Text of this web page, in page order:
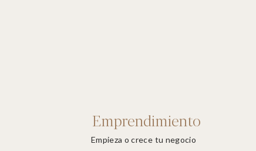
Emprendimiento
Empieza o crece tu negocio